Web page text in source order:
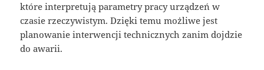
które interpretują parametry pracy urządzeń w
czasie rzeczywistym. Dzięki temu możliwe jest
planowanie interwencji technicznych zanim dojdzie
do awarii.